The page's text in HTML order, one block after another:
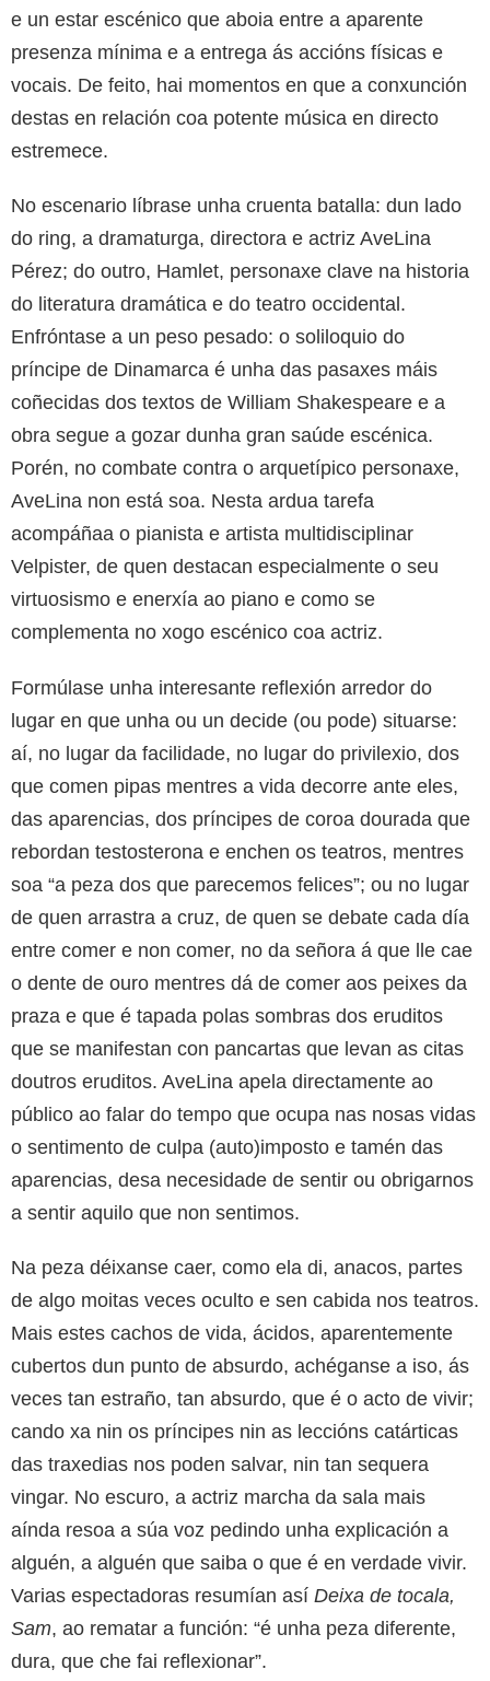
e un estar escénico que aboia entre a aparente
presenza mínima e a entrega ás accións físicas e
vocais. De feito, hai momentos en que a conxunción
destas en relación coa potente música en directo
estremece.
No escenario líbrase unha cruenta batalla: dun lado
do ring, a dramaturga, directora e actriz AveLina
Pérez; do outro, Hamlet, personaxe clave na historia
do literatura dramática e do teatro occidental.
Enfróntase a un peso pesado: o soliloquio do
príncipe de Dinamarca é unha das pasaxes máis
coñecidas dos textos de William Shakespeare e a
obra segue a gozar dunha gran saúde escénica.
Porén, no combate contra o arquetípico personaxe,
AveLina non está soa. Nesta ardua tarefa
acompáñaa o pianista e artista multidisciplinar
Velpister, de quen destacan especialmente o seu
virtuosismo e enerxía ao piano e como se
complementa no xogo escénico coa actriz.
Formúlase unha interesante reflexión arredor do
lugar en que unha ou un decide (ou pode) situarse:
aí, no lugar da facilidade, no lugar do privilexio, dos
que comen pipas mentres a vida decorre ante eles,
das aparencias, dos príncipes de coroa dourada que
rebordan testosterona e enchen os teatros, mentres
soa “a peza dos que parecemos felices”; ou no lugar
de quen arrastra a cruz, de quen se debate cada día
entre comer e non comer, no da señora á que lle cae
o dente de ouro mentres dá de comer aos peixes da
praza e que é tapada polas sombras dos eruditos
que se manifestan con pancartas que levan as citas
doutros eruditos. AveLina apela directamente ao
público ao falar do tempo que ocupa nas nosas vidas
o sentimento de culpa (auto)imposto e tamén das
aparencias, desa necesidade de sentir ou obrigarnos
a sentir aquilo que non sentimos.
Na peza déixanse caer, como ela di, anacos, partes
de algo moitas veces oculto e sen cabida nos teatros.
Mais estes cachos de vida, ácidos, aparentemente
cubertos dun punto de absurdo, achéganse a iso, ás
veces tan estraño, tan absurdo, que é o acto de vivir;
cando xa nin os príncipes nin as leccións catárticas
das traxedias nos poden salvar, nin tan sequera
vingar. No escuro, a actriz marcha da sala mais
aínda resoa a súa voz pedindo unha explicación a
alguén, a alguén que saiba o que é en verdade vivir.
Varias espectadoras resumían así Deixa de tocala,
Sam, ao rematar a función: “é unha peza diferente,
dura, que che fai reflexionar”.